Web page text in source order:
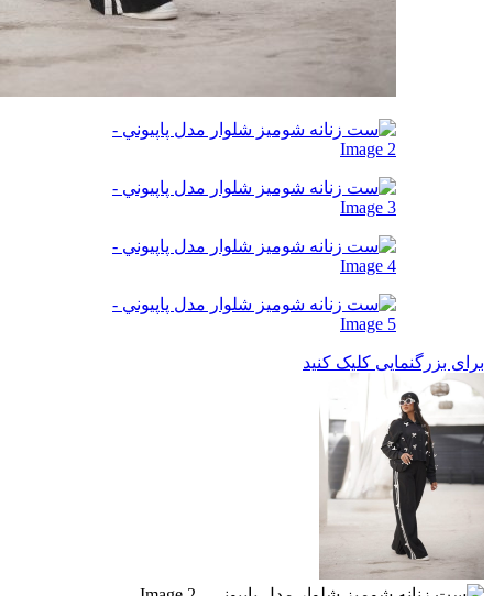
برای بزرگنمایی کلیک کنید